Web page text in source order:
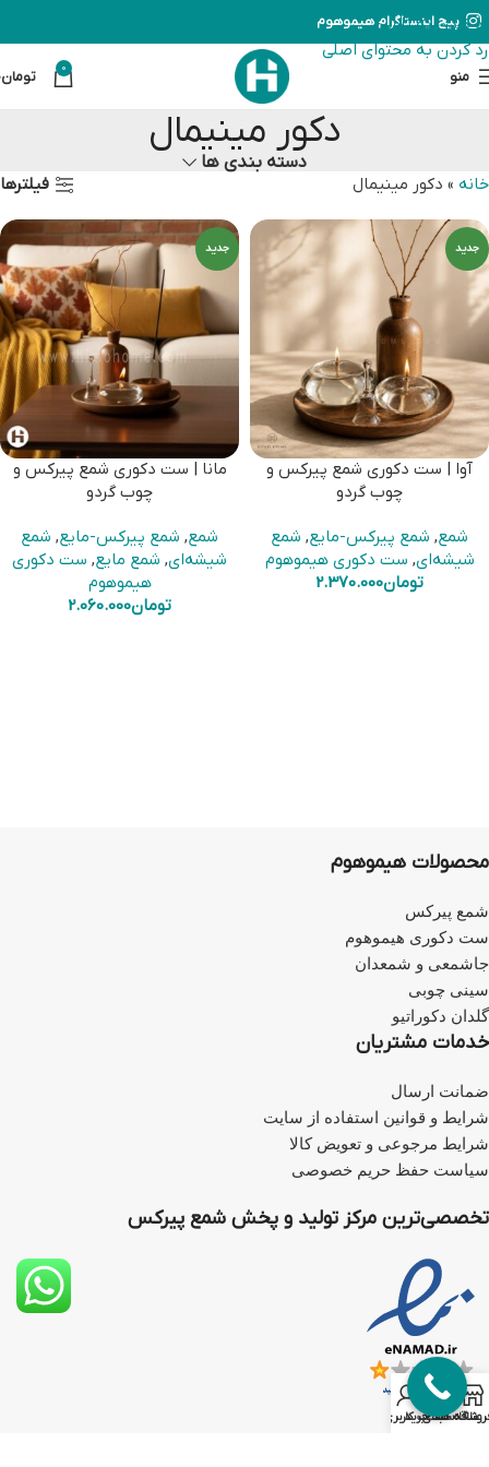
رد کردن به ناوبری
رد کردن به محتوای اصلی
پیج اینستاگرام هیموهوم
منو 0 تومان
دکور مینیمال
دسته بندی ها
خانه » دکور مینیمال فیلترها
جدید
آوا | ست دکوری شمع پیرکس و
چوب گردو
شمع, شمع پیرکس-مایع, شمع
شیشه‌ای, ست دکوری هیموهوم
تومان2.370.000
جدید
مانا | ست دکوری شمع پیرکس و
چوب گردو
شمع, شمع پیرکس-مایع, شمع
شیشه‌ای, شمع مایع, ست دکوری
هیموهوم
تومان2.060.000
محصولات هیموهوم
شمع پیرکس
ست دکوری هیموهوم
جاشمعی و شمعدان
سینی چوبی
گلدان دکوراتیو
خدمات مشتریان
ضمانت ارسال
شرایط و قوانین استفاده از سایت
شرایط مرجوعی و تعویض کالا
سیاست حفظ حریم خصوصی
تخصصی‌ترین مرکز تولید و پخش شمع پیرکس
علاقه مندی
0
سبد خرید
حساب کاربری من